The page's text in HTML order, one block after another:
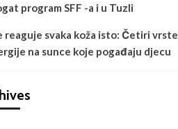
program SFF -a i u Tuzli
reaguje svaka koža isto: Četiri vrste
na sunce koje pogađaju djecu